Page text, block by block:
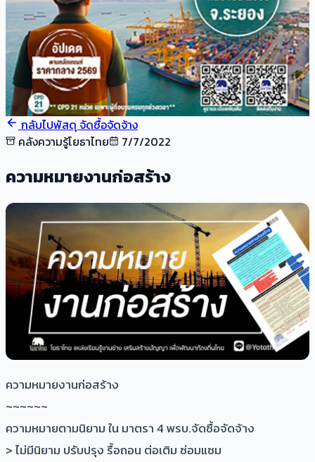
กลับไปพัสดุ จัดซื้อจัดจ้าง
คลังความรู้โยธาไทย
7/7/2022
ความหมายงานก่อสร้าง
ความหมายงานก่อสร้าง
~~~~~~
ความหมายตามนิยาม ใน มาตรา 4 พรบ.จัดซื้อจัดจ้าง
> ไม่มีนิยาม ปรับปรุง รื้อถอน ต่อเติม ซ่อมแซม